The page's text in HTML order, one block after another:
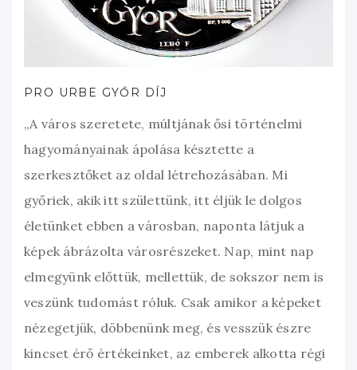
PRO URBE GYŐR DÍJ
„A város szeretete, múltjának ősi történelmi
hagyományainak ápolása késztette a
szerkesztőket az oldal létrehozásában. Mi
győriek, akik itt születtünk, itt éljük le dolgos
életünket ebben a városban, naponta látjuk a
képek ábrázolta városrészeket. Nap, mint nap
elmegyünk előttük, mellettük, de sokszor nem is
veszünk tudomást róluk. Csak amikor a képeket
nézegetjük, döbbenünk meg, és vesszük észre
kincset érő értékeinket, az emberek alkotta régi